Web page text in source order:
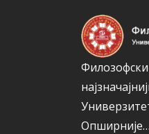
Опширније…